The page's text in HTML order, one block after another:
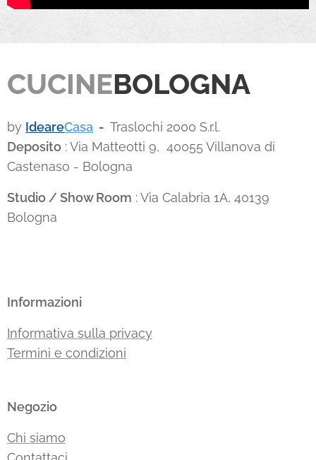
CUCINEBOLOGNA
by IdeareCasa - Traslochi 2000 S.r.l.
Deposito : Via Matteotti 9, 40055 Villanova di
Castenaso - Bologna
Studio / Show Room : Via Calabria 1A, 40139
Bologna
Informazioni
Informativa sulla privacy
Termini e condizioni
Negozio
Chi siamo